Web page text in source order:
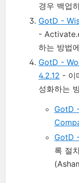
경우 백업
GotD -
-
하는 방법
GotD -
4.2.12 - 이
성화하는
GotD
GotD
록 절